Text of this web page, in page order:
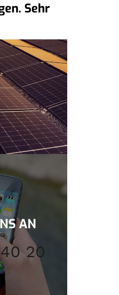
Sehr
AN
20